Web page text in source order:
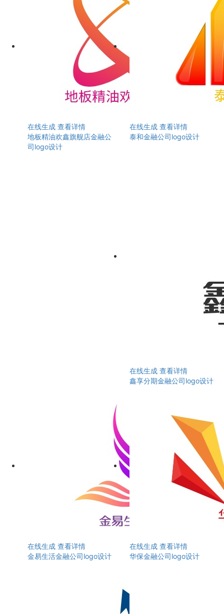
在线生成 查看详情
地板精油欢鑫旗舰店金融公
司logo设计
在线生成 查看详情
泰和金融公司logo设计
在线生成 查看详情
鑫享分期金融公司logo设计
在线生成 查看详情
金易生活金融公司logo设计
在线生成 查看详情
华保金融公司logo设计